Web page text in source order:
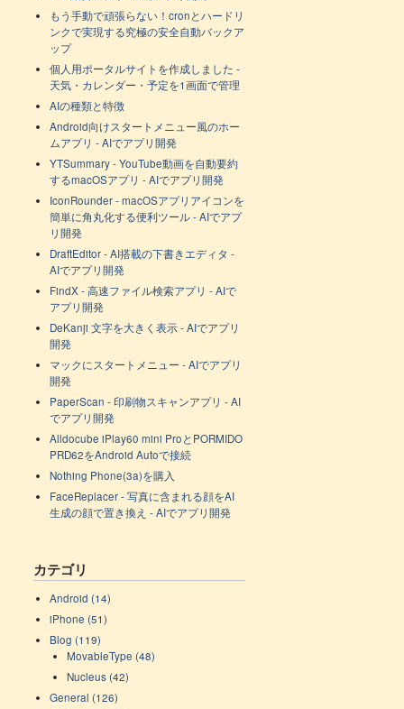
もう手動で頑張らない！cronとハードリ
ンクで実現する究極の安全自動バックア
ップ
個人用ポータルサイトを作成しました -
天気・カレンダー・予定を1画面で管理
AIの種類と特徴
Android向けスタートメニュー風のホー
ムアプリ - AIでアプリ開発
YTSummary - YouTube動画を自動要約
するmacOSアプリ - AIでアプリ開発
IconRounder - macOSアプリアイコンを
簡単に角丸化する便利ツール - AIでアプ
リ開発
DraftEditor - AI搭載の下書きエディタ -
AIでアプリ開発
FindX - 高速ファイル検索アプリ - AIで
アプリ開発
DeKanji 文字を大きく表示 - AIでアプリ
開発
マックにスタートメニュー - AIでアプリ
開発
PaperScan - 印刷物スキャンアプリ - AI
でアプリ開発
Alldocube iPlay60 mini ProとPORMIDO
PRD62をAndroid Autoで接続
Nothing Phone(3a)を購入
FaceReplacer - 写真に含まれる顔をAI
生成の顔で置き換え - AIでアプリ開発
カテゴリ
Android (14)
iPhone (51)
Blog (119)
MovableType (48)
Nucleus (42)
General (126)